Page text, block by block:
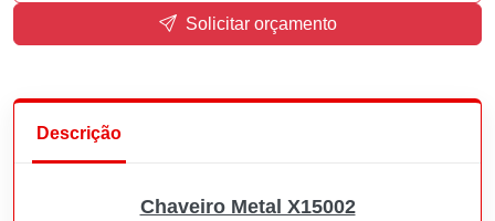
Solicitar orçamento
Descrição
Chaveiro Metal X15002